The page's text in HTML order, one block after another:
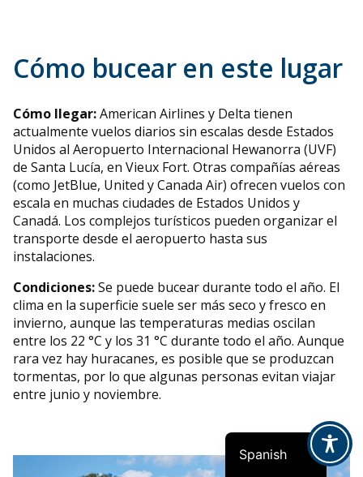
Cómo bucear en este lugar
Cómo llegar:American Airlines y Delta tienen
actualmente vuelos diarios sin escalas desde Estados
Unidos al Aeropuerto Internacional Hewanorra (UVF)
de Santa Lucía, en Vieux Fort. Otras compañías aéreas
(como JetBlue, United y Canada Air) ofrecen vuelos con
escala en muchas ciudades de Estados Unidos y
Canadá. Los complejos turísticos pueden organizar el
transporte desde el aeropuerto hasta sus
instalaciones.
Condiciones:Se puede bucear durante todo el año. El
clima en la superficie suele ser más seco y fresco en
invierno, aunque las temperaturas medias oscilan
entre los 22 °C y los 31 °C durante todo el año. Aunque
rara vez hay huracanes, es posible que se produzcan
tormentas, por lo que algunas personas evitan viajar
entre junio y noviembre.
Spanish
French